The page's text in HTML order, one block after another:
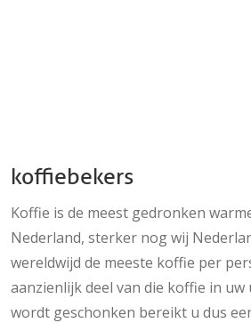
koffiebekers
Koffie is de meest gedronken
Nederland, sterker nog wij
wereldwijd de meeste koffie per
aanzienlijk deel van die koffie in
wordt geschonken bereikt u dus